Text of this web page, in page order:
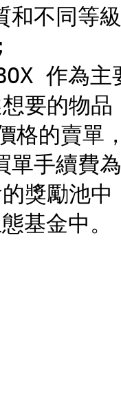
不同等
作為
的物品
格的賣單
手續費
獎勵池中